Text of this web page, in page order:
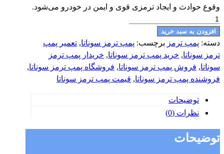
وقوع حوادث و ایجاد ترمزی قوی و ایمن در خودرو می‌شود.
پمپ
ترمز
سوناتا
عدد
افزودن به سبد خرید
دسته: پمپ ترمز برچسب: پمپ ترمز سوناتا, تعمیر پمپ
ترمز سوناتا, خرید پمپ ترمز سوناتا, خریدار پمپ ترمز
سوناتا, فروش پمپ ترمز سوناتا, فروشگاه پمپ ترمز سوناتا,
فروشنده پمپ ترمز سوناتا, قیمت پمپ ترمز سوناتا
توضیحات
نظرات (0)
توضیحات